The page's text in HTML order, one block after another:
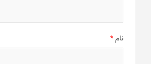
نام*